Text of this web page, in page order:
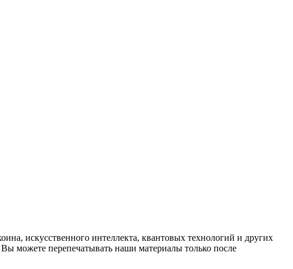
искусственного интеллекта, квантовых технологий и других
можете перепечатывать наши материалы только после